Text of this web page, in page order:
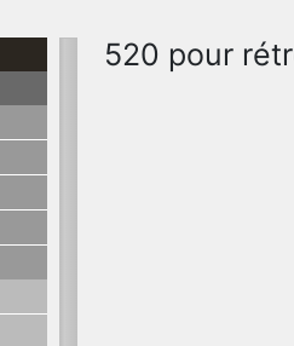
520 pour